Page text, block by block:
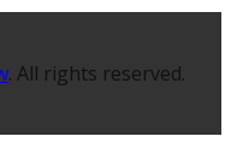
. All rights reserved.